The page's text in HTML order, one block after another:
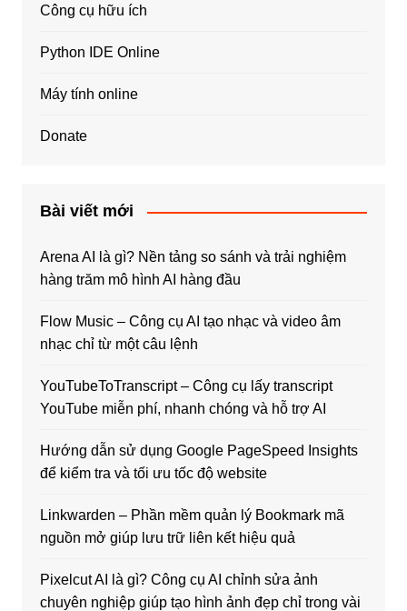
Công cụ hữu ích
Python IDE Online
Máy tính online
Donate
Bài viết mới
Arena AI là gì? Nền tảng so sánh và trải nghiệm
hàng trăm mô hình AI hàng đầu
Flow Music – Công cụ AI tạo nhạc và video âm
nhạc chỉ từ một câu lệnh
YouTubeToTranscript – Công cụ lấy transcript
YouTube miễn phí, nhanh chóng và hỗ trợ AI
Hướng dẫn sử dụng Google PageSpeed Insights
để kiểm tra và tối ưu tốc độ website
Linkwarden – Phần mềm quản lý Bookmark mã
nguồn mở giúp lưu trữ liên kết hiệu quả
Pixelcut AI là gì? Công cụ AI chỉnh sửa ảnh
chuyên nghiệp giúp tạo hình ảnh đẹp chỉ trong vài